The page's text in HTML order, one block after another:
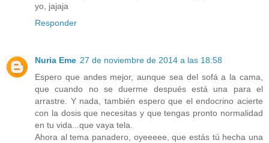
yo, jajaja
Responder
Nuria Eme 27 de noviembre de 2014 a las 18:58
Espero que andes mejor, aunque sea del sofá a la cama,
que cuando no se duerme después está una para el
arrastre. Y nada, también espero que el endocrino acierte
con la dosis que necesitas y que tengas pronto normalidad
en tu vida...que vaya tela.
Ahora al tema panadero, oyeeeee, que estás tú hecha una